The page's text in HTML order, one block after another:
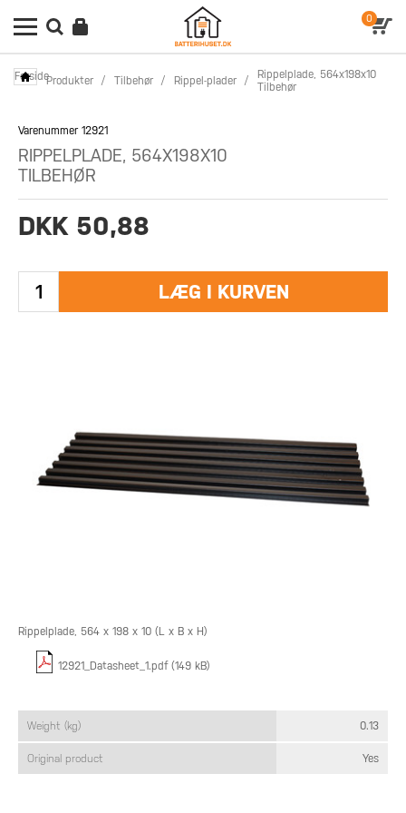
0
ForsideProdukter / Tilbehør / Rippel-plader /
Rippelplade, 564x198x10
Tilbehør
Varenummer 12921
RIPPELPLADE, 564X198X10
TILBEHØR
DKK 50,88
Rippelplade, 564 x 198 x 10 (L x B x H)
12921_Datasheet_1.pdf (149 kB)
Weight (kg) 0.13
Original product Yes